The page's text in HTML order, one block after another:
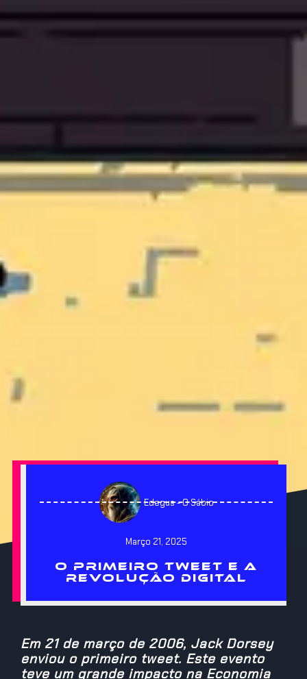
Edegus - O Sábio
Março 21, 2025
O PRIMEIRO TWEET E A
REVOLUÇÃO DIGITAL
Em 21 de março de 2006, Jack Dorsey
enviou o primeiro tweet. Este evento
teve um grande impacto na Economia